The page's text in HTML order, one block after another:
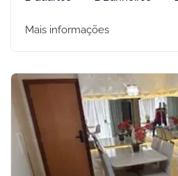
Mais informações